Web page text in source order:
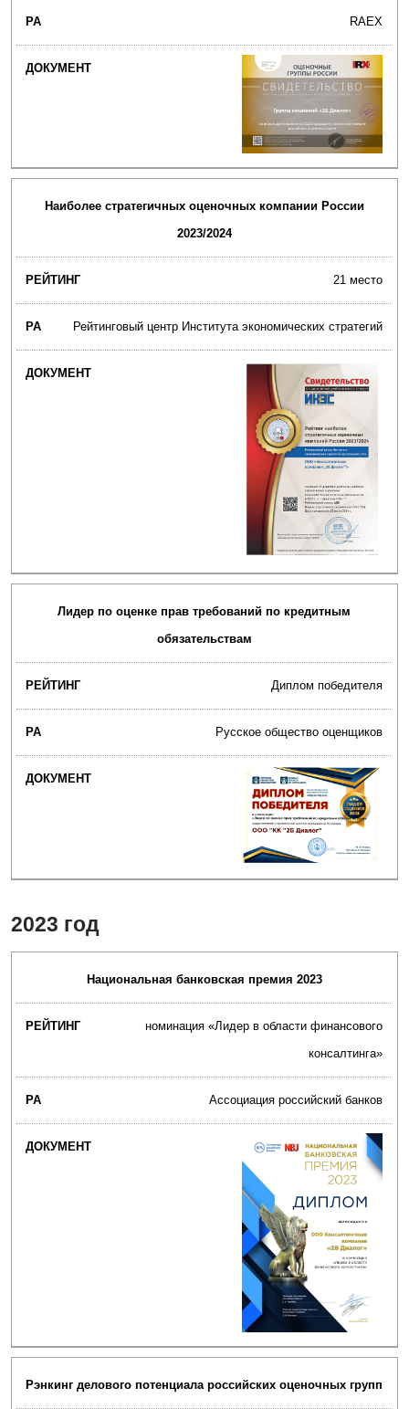
RAEX
Наиболее стратегичных оценочных компании России
2023/2024
21 место
Рейтинговый центр Института экономических стратегий
Лидер по оценке прав требований по кредитным
обязательствам
Диплом победителя
Русское общество оценщиков
2023 год
Национальная банковская премия 2023
номинация «Лидер в области финансового
консалтинга»‎
Ассоциация российский банков
Рэнкинг делового потенциала российских оценочных групп